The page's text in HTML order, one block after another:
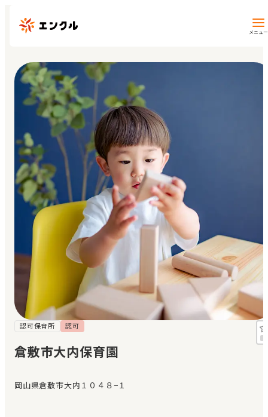
メニュー
保育園・幼稚園を探す
地図から探す
地域から探す
マイページ
閲覧履歴
お気に入り
メッセージ
おすすめの園
エンクルの特徴と活用方法
認可保育所 認可
倉敷市大内保育園
岡山県倉敷市大内１０４８−１